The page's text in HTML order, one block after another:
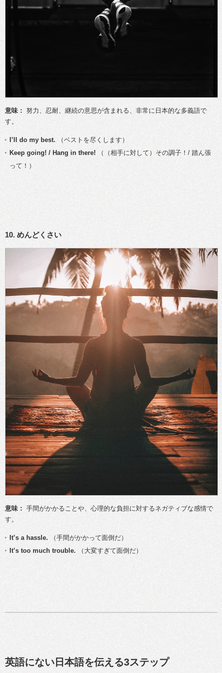
意味： 努力、忍耐、継続の意思が含まれる、非常に日本的な多義語で
す。
I’ll do my best. （ベストを尽くします）
Keep going! / Hang in there! （（相手に対して）その調子！/ 踏ん張
って！）
10. めんどくさい
意味： 手間がかかることや、心理的な負担に対するネガティブな感情で
す。
It’s a hassle. （手間がかかって面倒だ）
It’s too much trouble. （大変すぎて面倒だ）
英語にない日本語を伝える3ステップ